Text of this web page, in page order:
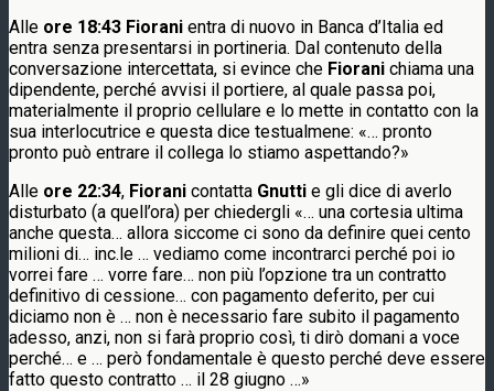
Alle ore 18:43 Fiorani entra di nuovo in Banca d’Italia ed
entra senza presentarsi in portineria. Dal contenuto della
conversazione intercettata, si evince che Fiorani chiama una
dipendente, perché avvisi il portiere, al quale passa poi,
materialmente il proprio cellulare e lo mette in contatto con la
sua interlocutrice e questa dice testualmene: «… pronto
pronto può entrare il collega lo stiamo aspettando?»
Alle ore 22:34, Fiorani contatta Gnutti e gli dice di averlo
disturbato (a quell’ora) per chiedergli «… una cortesia ultima
anche questa… allora siccome ci sono da definire quei cento
milioni di… inc.le … vediamo come incontrarci perché poi io
vorrei fare … vorre fare… non più l’opzione tra un contratto
definitivo di cessione… con pagamento deferito, per cui
diciamo non è … non è necessario fare subito il pagamento
adesso, anzi, non si farà proprio così, ti dirò domani a voce
perché… e … però fondamentale è questo perché deve essere
fatto questo contratto … il 28 giugno …»